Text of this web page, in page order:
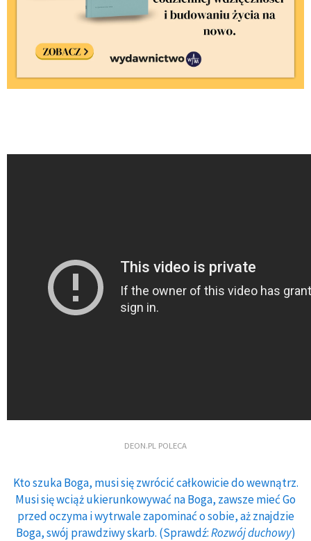
DEON.PL POLECA
Kto szuka Boga, musi się zwrócić całkowicie do wewnątrz.
Musi się wciąż ukierunkowywać na Boga, zawsze mieć Go
przed oczyma i wytrwale zapominać o sobie, aż znajdzie
Boga, swój prawdziwy skarb. (Sprawdź:Rozwój duchowy)